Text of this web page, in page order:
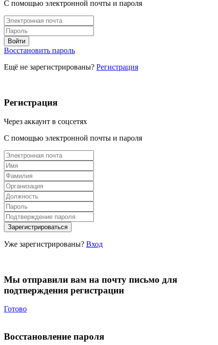
С помощью электронной почты и пароля
Восстановить пароль
Ещё не зарегистрированы? Регистрация
Регистрация
Через аккаунт в соцсетях
С помощью электронной почты и пароля
Уже зарегистрированы? Вход
Мы отправили вам на почту письмо для
подтверждения регистрации
Готово
Восстановление пароля